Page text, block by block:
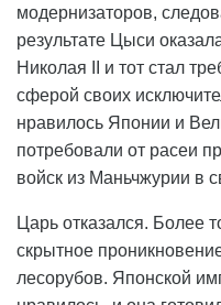
модернизаторов,
результате Цыси
Николая II и тот стал
сферой своих
нравилось Японии и
потребовали от расеи
войск из Маньчжурии в
Царь отказался. Более
скрытное
лесорубов. Японской